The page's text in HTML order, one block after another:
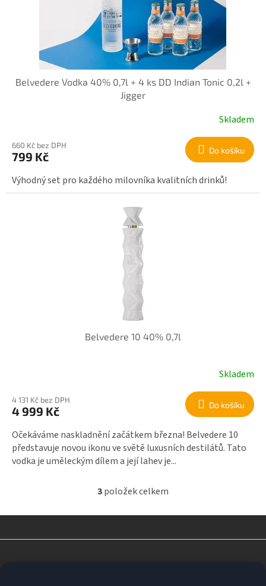
Belvedere Vodka 40% 0,7l + 4 ks DD Indian Tonic 0,2l +
Jigger
Skladem
660 Kč bez DPH
799 Kč Do košíku
Výhodný set pro každého milovníka kvalitních drinků!
Belvedere 10 40% 0,7l
Skladem
4 131 Kč bez DPH
4 999 Kč Do košíku
Očekáváme naskladnění začátkem března! Belvedere 10
představuje novou ikonu ve světě luxusních destilátů. Tato
vodka je uměleckým dílem a její lahev je...
O
l
d
3položek celkem